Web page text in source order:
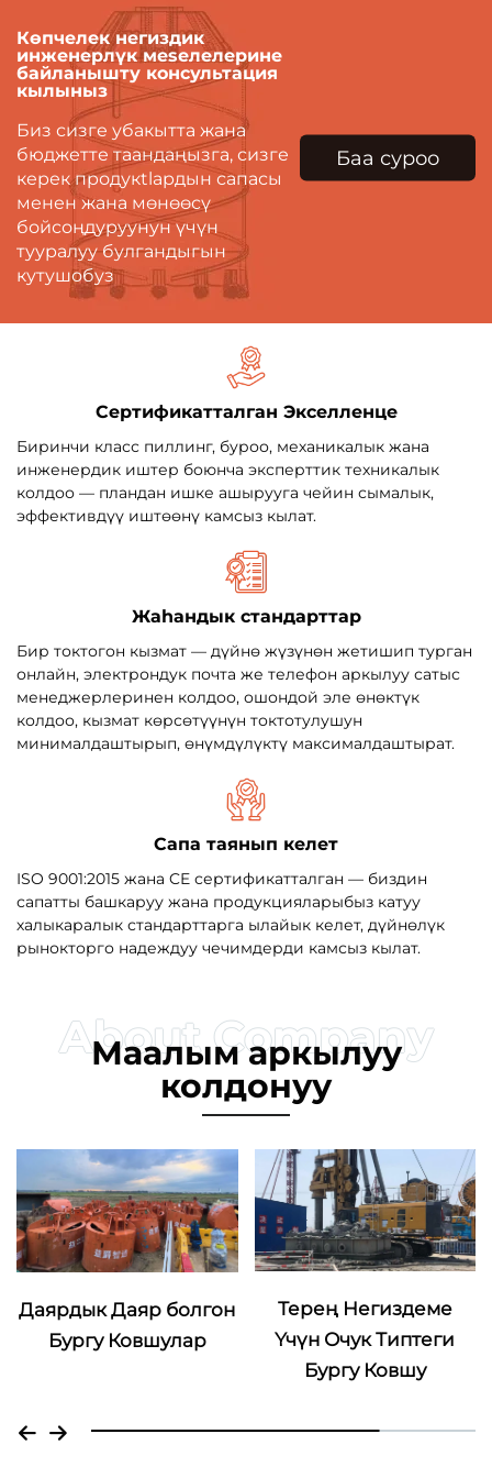
Көпчелек негиздик
инженерлүк мeseлeлерине
байланышту консультация
кылыныз
Биз сизге убакытта жана
бюджетте таандаңызга, сизге
керек продукtlардын сапасы
менен жана мөнөөсү
бойсоңдуруунун үчүн
тууралуу булгандыгын
кутушобуз
Баа суроо
Сертификатталган Экселленце
Биринчи класс пиллинг, буроо, механикалык жана
инженердик иштер боюнча эксперттик техникалык
колдоо — пландан ишке ашырууга чейин сымалык,
эффективдүү иштөөнү камсыз кылат.
Жаһандык стандарттар
Бир токтогон кызмат — дүйнө жүзүнөн жетишип турган
онлайн, электрондук почта же телефон аркылуу сатыс
менеджерлеринен колдоо, ошондой эле өнөктүк
колдоо, кызмат көрсөтүүнүн токтотулушун
минималдаштырып, өнүмдүлүктү максималдаштырат.
Сапа таянып келет
ISO 9001:2015 жана CE сертификатталган — биздин
сапатты башкаруу жана продукцияларыбыз катуу
халыкаралык стандарттарга ылайык келет, дүйнөлүк
рынокторго надеждуу чечимдерди камсыз кылат.
Маалым аркылуу
колдонуу
Даярдык Даяр болгон
Бургу Ковшулар
Терең Негиздеме
Үчүн Очук Типтеги
Бургу Ковшу